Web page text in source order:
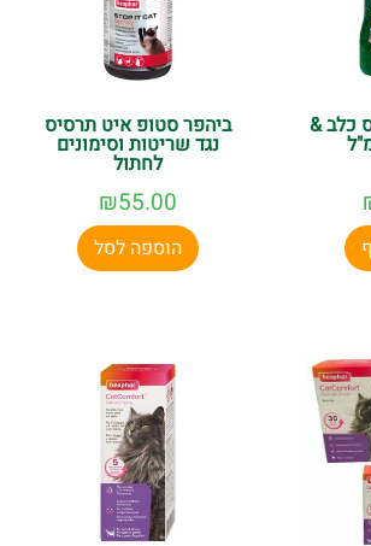
כלב & ביהפר סטופ איט תרסיס
נגד שריטות וסימונים
לחתול
₪55.00
הוספה לסל